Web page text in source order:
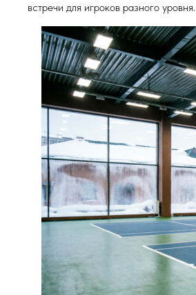
встречи для игроков разного уровня.